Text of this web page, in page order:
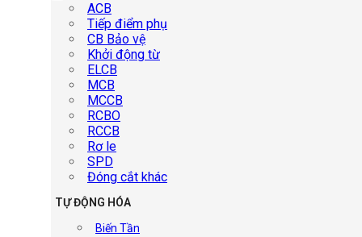
ACB
Tiếp điểm phụ
CB Bảo vệ
Khởi động từ
ELCB
MCB
MCCB
RCBO
RCCB
Rơ le
SPD
Đóng cắt khác
TỰ ĐỘNG HÓA
Biến Tần